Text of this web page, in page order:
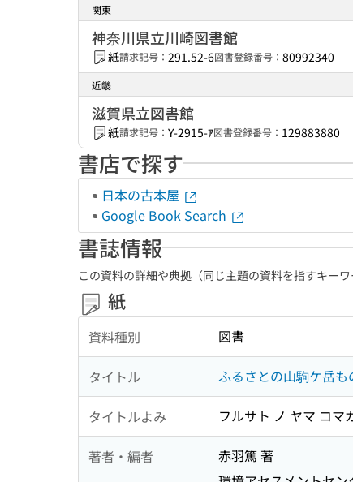
関東
神奈川県立川崎図書館
紙請求記号： 291.52-6図書登録番号： 80992340
近畿
滋賀県立図書館
紙請求記号： Y-2915-ｱ図書登録番号： 129883880
書店で探す
日本の古本屋
Google Book Search
書誌情報
この資料の詳細や典拠（同じ主題の資料を指すキー
紙
資料種別 図書
タイトル ふるさとの山駒ケ岳も
タイトルよみ フルサト ノ ヤマ コマ
著者・編者
赤羽篤 著